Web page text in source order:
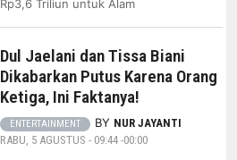
Rp3,6 Triliun untuk Alam
Dul Jaelani dan Tissa Biani
Dikabarkan Putus Karena Orang
Ketiga, Ini Faktanya!
ENTERTAINMENT BY NUR JAYANTI
RABU, 5 AGUSTUS - 09:44 -00:00